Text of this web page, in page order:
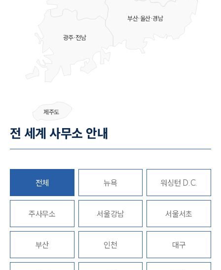
PROFESSIONALS
ABOUT
그룹소개
대륜의 강점
기업의뢰인을 위한 장점
업무협력·법률자문 기업
부산·울산·경남
광주·전남
제주도
전 세계 사무소 안내
전체 뉴욕 워싱턴 D.C.
주사무소 서울강남 서울서초
부산 인천 대구